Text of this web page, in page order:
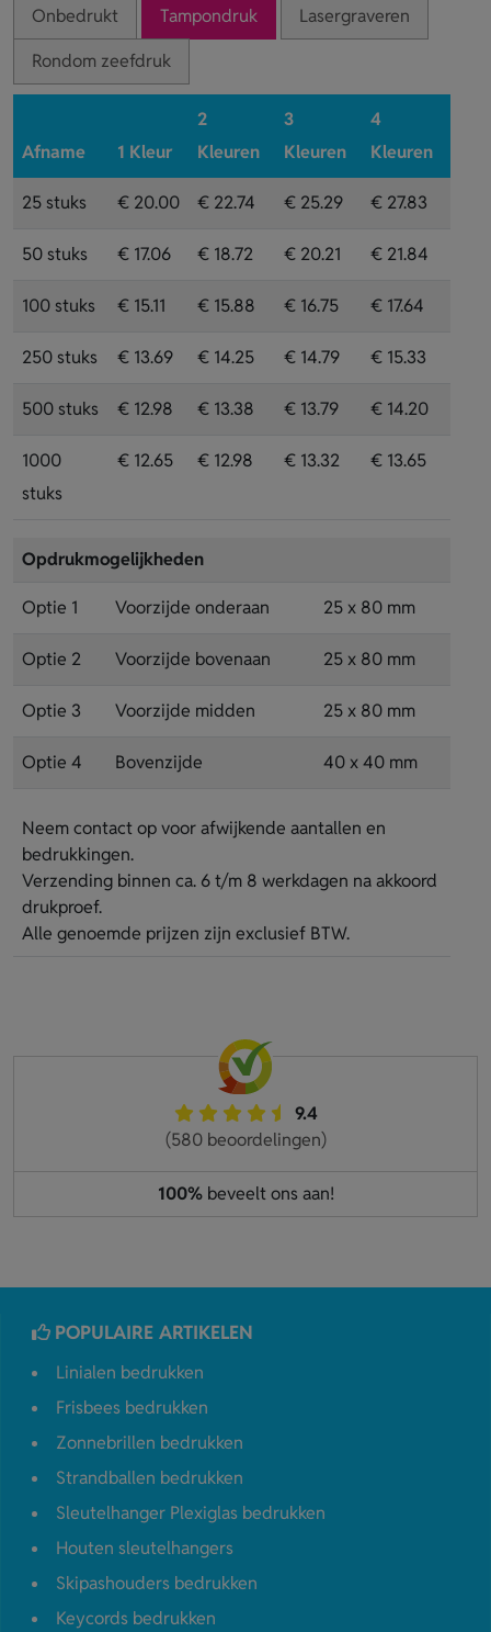
Onbedrukt Tampondruk
Lasergraveren
Rondom zeefdruk
Afname 1 Kleur
2
Kleuren
3
Kleuren
4
Kleuren
25 stuks € 20.00 € 22.74 € 25.29 € 27.83
50 stuks € 17.06 € 18.72 € 20.21 € 21.84
100 stuks € 15.11 € 15.88 € 16.75 € 17.64
250 stuks € 13.69 € 14.25 € 14.79 € 15.33
500 stuks € 12.98 € 13.38 € 13.79 € 14.20
1000
stuks
€ 12.65 € 12.98 € 13.32 € 13.65
Opdrukmogelijkheden
Optie 1 Voorzijde onderaan 25 x 80 mm
Optie 2 Voorzijde bovenaan 25 x 80 mm
Optie 3 Voorzijde midden 25 x 80 mm
Optie 4 Bovenzijde 40 x 40 mm
Neem contact op voor afwijkende aantallen en
bedrukkingen.
Verzending binnen ca. 6 t/m 8 werkdagen na akkoord
drukproef.
Alle genoemde prijzen zijn exclusief BTW.
9.4
(580 beoordelingen)
100%beveelt ons aan!
POPULAIRE ARTIKELEN
Linialen bedrukken
Frisbees bedrukken
Zonnebrillen bedrukken
Strandballen bedrukken
Sleutelhanger Plexiglas bedrukken
Houten sleutelhangers
Skipashouders bedrukken
Keycords bedrukken